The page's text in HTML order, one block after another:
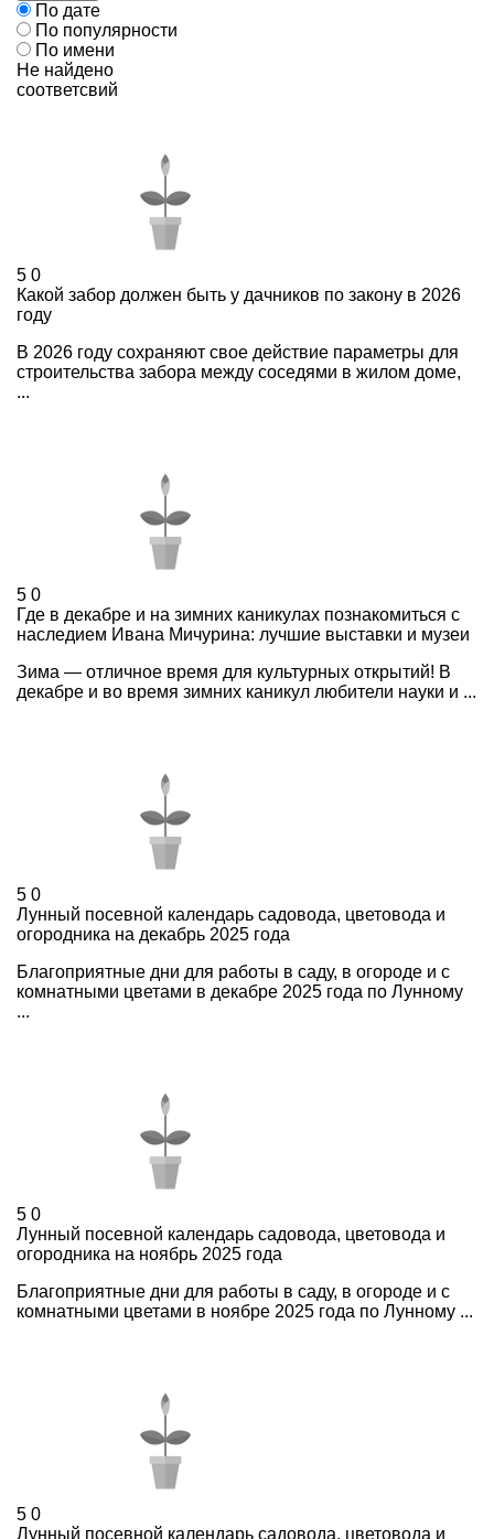
По дате
По популярности
По имени
Не найдено
соответсвий
5 0
Какой забор должен быть у дачников по закону в 2026
году
В 2026 году сохраняют свое действие параметры для
строительства забора между соседями в жилом доме,
...
5 0
Где в декабре и на зимних каникулах познакомиться с
наследием Ивана Мичурина: лучшие выставки и музеи
Зима — отличное время для культурных открытий! В
декабре и во время зимних каникул любители науки и ...
5 0
Лунный посевной календарь садовода, цветовода и
огородника на декабрь 2025 года
Благоприятные дни для работы в саду, в огороде и с
комнатными цветами в декабре 2025 года по Лунному
...
5 0
Лунный посевной календарь садовода, цветовода и
огородника на ноябрь 2025 года
Благоприятные дни для работы в саду, в огороде и с
комнатными цветами в ноябре 2025 года по Лунному ...
5 0
Лунный посевной календарь садовода, цветовода и